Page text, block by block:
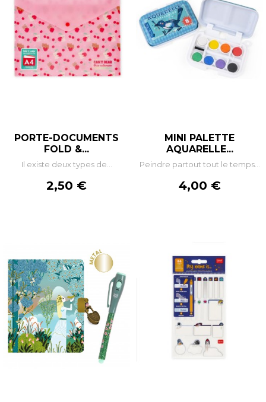
PORTE-DOCUMENTS
FOLD &...
Il existe deux types de...
Prix
2,50 €
MINI PALETTE
AQUARELLE...
Peindre partout tout le temps...
Prix
4,00 €